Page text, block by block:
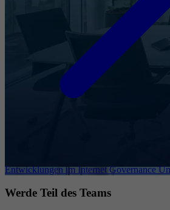
Entwicklungen im Internet Governance
Werde Teil des Teams